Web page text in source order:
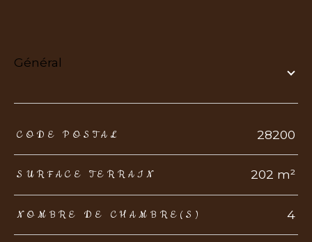
général
TRAD_ZEPHYR_Caracteristique TRAD_ZEPHYR_Valeurs
CODE POSTAL 28200
SURFACE TERRAIN 202 m²
NOMBRE DE CHAMBRE(S) 4